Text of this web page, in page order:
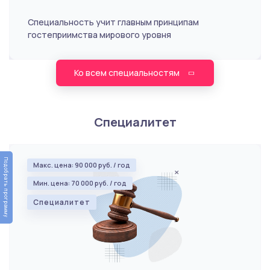
Специальность учит главным принципам
гостеприимства мирового уровня
Ко всем специальностям
Специалитет
Макс. цена: 90 000 руб. / год
Мин. цена: 70 000 руб. / год
Специалитет
Подобрать программу